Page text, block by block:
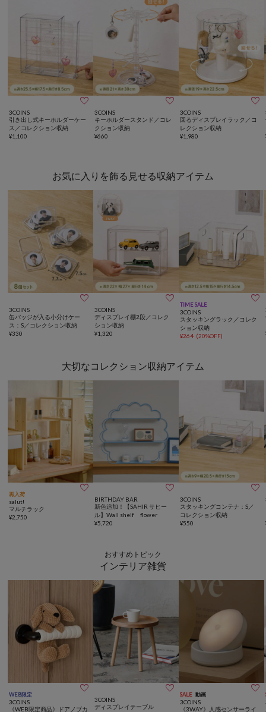

3COINS
引き出し式キーホルダーケー
ス／コレクション収納
¥1,100

3COINS
キーホルダースタンド／コレ
クション収納
¥660

3COINS
回るディスプレイラック／コ
レクション収納
¥1,980
お気に入りを飾る見せる収納アイテム

3COINS
缶バッジが入る小分けケー
ス：S／コレクション収納
¥330

3COINS
ディスプレイ棚2段／コレク
ション収納
¥1,320
TIME SALE 
3COINS
スタッキングラック／コレク
ション収納
¥264 (20%OFF)
大切なコレクション収納アイテム
再入荷 
salut!
マルチラック
¥2,750

BIRTHDAY BAR
新色追加！【SAHIR サヒー
ル】Wall shelf flower
¥5,720

3COINS
スタッキングコンテナ：S／
コレクション収納
¥550
おすすめトピック
インテリア雑貨
WEB限定 
3COINS
《WEB限定商品》ドアノブカ

3COINS
ディスプレイテーブル
SALE 動画 
3COINS
《3WAY》人感センサーライ